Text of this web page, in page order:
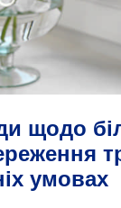
щодо
умовах